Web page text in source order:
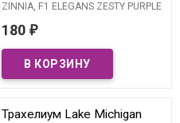
ZINNIA, F1 ELEGANS ZESTY PURPLE
180 ₽
Трахелиум Lake Michigan